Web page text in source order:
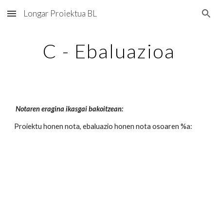
Skip to main content Skip to navigation
Longar Proiektua BL
C - Ebaluazioa
Notaren eragina ikasgai bakoitzean:
Proiektu honen nota, ebaluazio honen nota osoaren %a: